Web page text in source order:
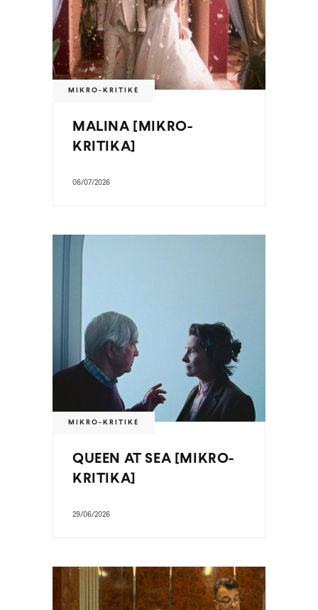
MIKRO-KRITIKE
MALINA [MIKRO-
KRITIKA]
06/07/2026
MIKRO-KRITIKE
QUEEN AT SEA [MIKRO-
KRITIKA]
29/06/2026